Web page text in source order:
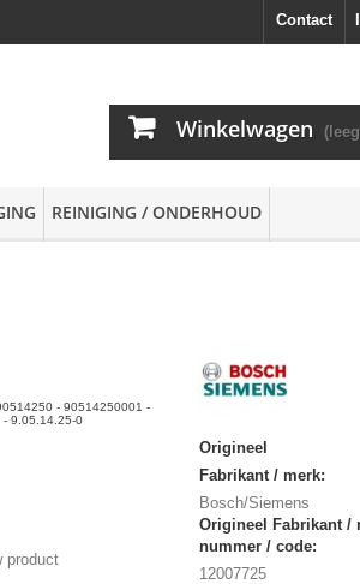
Contact
Winkelwagen
REINIGING / ONDERHOUD
- 90514250001 -
9.05.14.25-0
product
Origineel
Fabrikant / merk:
Bosch/Siemens
Origineel Fabrikant /
nummer / code:
12007725